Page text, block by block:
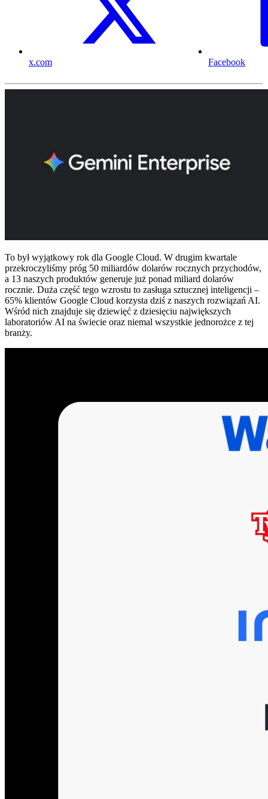
x.com Facebook
To był wyjątkowy rok dla Google Cloud. W drugim kwartale
przekroczyliśmy próg 50 miliardów dolarów rocznych przychodów,
a 13 naszych produktów generuje już ponad miliard dolarów
rocznie. Duża część tego wzrostu to zasługa sztucznej inteligencji –
65% klientów Google Cloud korzysta dziś z naszych rozwiązań AI.
Wśród nich znajduje się dziewięć z dziesięciu największych
laboratoriów AI na świecie oraz niemal wszystkie jednorożce z tej
branży.